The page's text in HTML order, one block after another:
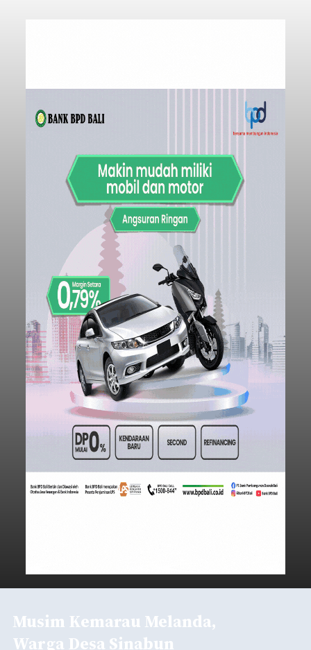
Musim Kemarau Melanda,
Warga Desa Sinabun